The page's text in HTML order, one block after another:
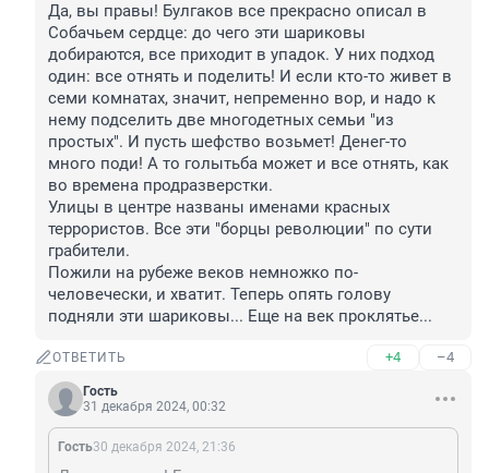
Да, вы правы! Булгаков все прекрасно описал в
Собачьем сердце: до чего эти шариковы
добираются, все приходит в упадок. У них подход
один: все отнять и поделить! И если кто-то живет в
семи комнатах, значит, непременно вор, и надо к
нему подселить две многодетных семьи "из
простых". И пусть шефство возьмет! Денег-то
много поди! А то голытьба может и все отнять, как
во времена продразверстки.
Улицы в центре названы именами красных
террористов. Все эти "борцы революции" по сути
грабители.
Пожили на рубеже веков немножко по-
человечески, и хватит. Теперь опять голову
подняли эти шариковы... Еще на век проклятье...
ОТВЕТИТЬ +4 –4
Гость
31 декабря 2024, 00:32
Гость30 декабря 2024, 21:36